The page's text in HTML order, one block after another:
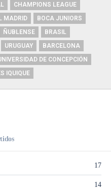
CHAMPIONS LEAGUE
MADRID
BOCA JUNIORS
ÑUBLENSE
BRASIL
URUGUAY
BARCELONA
DE CONCEPCIÓN
IQUIQUE